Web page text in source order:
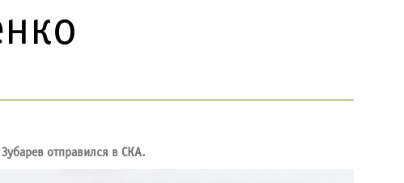
отправился в СКА.